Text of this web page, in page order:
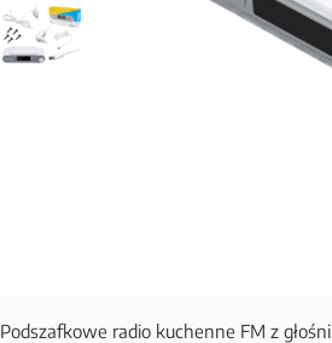
Podszafkowe radio kuchenne FM z